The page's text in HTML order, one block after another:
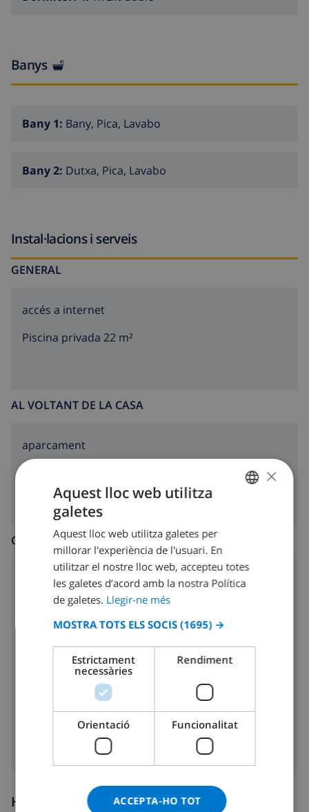
behaviour expected.
Banys
Bany 1: Bany, Pica, Lavabo
Bany 2: Dutxa, Pica, Lavabo
Instal·lacions i serveis
GENERAL
accés a internet
Piscina privada 22 m²
AL VOLTANT DE LA CASA
aparcament
CUINA
cuina de quatre focs
Hores d’arribada i sortida
DUTCH
SPANISH
CATALAN
NORWEGIAN
×
Aquest lloc web utilitza
galetes
Aquest lloc web utilitza galetes per
millorar l'experiència de l'usuari. En
utilitzar el nostre lloc web, accepteu totes
les galetes d’acord amb la nostra Política
de galetes. Llegir-ne més
MOSTRA TOTS ELS SOCIS (1695) →
Estrictament
necessàries
Rendiment
Orientació Funcionalitat
ACCEPTA-HO TOT